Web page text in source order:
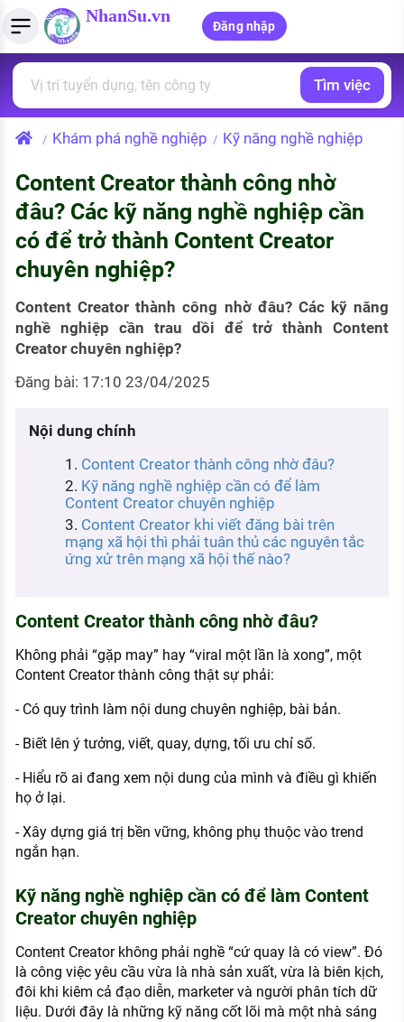
NhanSu.vn
Đăng nhập
Tìm việc làm
Việc làm ngành luật
Việc làm lương cao
Việc làm tốt nhất
CÔNG TY
Danh sách nhà tuyển dụng
Quản lý CV
Tải CV lên
Tạo CV trực tuyến
MẪU CV THEO STYLE
Mẫu CV đơn giản
Mẫu CV hiện đại
Tính lương Gross - Net
Tính thuế thu nhập cá nhân
Tính trợ cấp thất nghiệp
PHÁP LUẬT VIỆT NAM
Văn bản pháp luật
PHÁP LUẬT LAO ĐỘNG
Lao động và tiền lương
Bảo hiểm và phúc lợi
Thuế thu nhập
Hồ sơ biểu mẫu
Chính sách lao động
Kỹ năng nghề nghiệp
HƯỚNG NGHIỆP VIỆC LÀM
Đặc trưng từng nghề
XÂY DỰNG VÀ PHÁT TRIỂN ĐỘI NGŨ
TUYỂN DỤNG VIỆC LÀM
Tìm việc
/ Khám phá nghề nghiệp / Kỹ năng nghề nghiệp
Content Creator thành công nhờ
đâu? Các kỹ năng nghề nghiệp cần
có để trở thành Content Creator
chuyên nghiệp?
Content Creator thành công nhờ đâu? Các kỹ năng
nghề nghiệp cần trau dồi để trở thành Content
Creator chuyên nghiệp?
Đăng bài: 17:10 23/04/2025
Nội dung chính
Content Creator thành công nhờ đâu?
Kỹ năng nghề nghiệp cần có để làm
Content Creator chuyên nghiệp
Content Creator khi viết đăng bài trên
mạng xã hội thì phải tuân thủ các nguyên tắc
ứng xử trên mạng xã hội thế nào?
Content Creator thành công nhờ đâu?
Không phải “gặp may” hay “viral một lần là xong”, một
Content Creator thành công thật sự phải:
- Có quy trình làm nội dung chuyên nghiệp, bài bản.
- Biết lên ý tưởng, viết, quay, dựng, tối ưu chỉ số.
- Hiểu rõ ai đang xem nội dung của mình và điều gì khiến
họ ở lại.
- Xây dựng giá trị bền vững, không phụ thuộc vào trend
ngắn hạn.
Kỹ năng nghề nghiệp cần có để làm Content
Creator chuyên nghiệp
Content Creator không phải nghề “cứ quay là có view”. Đó
là công việc yêu cầu vừa là nhà sản xuất, vừa là biên kịch,
đôi khi kiêm cả đạo diễn, marketer và người phân tích dữ
liệu. Dưới đây là những kỹ năng cốt lõi mà một nhà sáng